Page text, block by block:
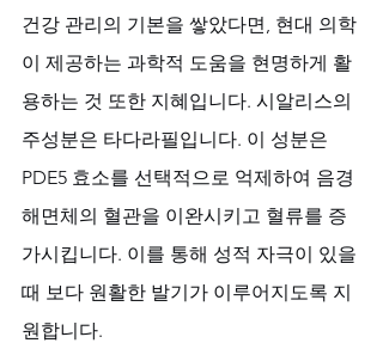
건강 관리의 기본을 쌓았다면, 현대 의학
이 제공하는 과학적 도움을 현명하게 활
용하는 것 또한 지혜입니다. 시알리스의
주성분은 타다라필입니다. 이 성분은
PDE5 효소를 선택적으로 억제하여 음경
해면체의 혈관을 이완시키고 혈류를 증
가시킵니다. 이를 통해 성적 자극이 있을
때 보다 원활한 발기가 이루어지도록 지
원합니다.